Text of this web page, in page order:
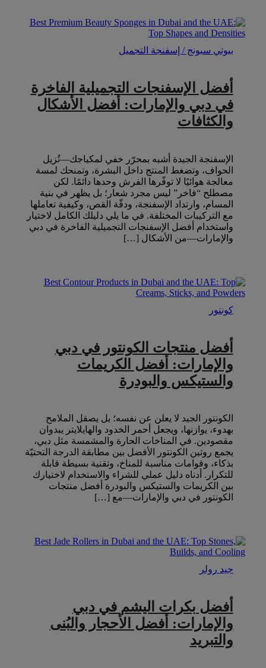
بيوتي سبونج / إسفنجة التجميل
أفضل الإسفنجات التجميلية الفاخرة
في دبي والإمارات: أفضل الأشكال
والكثافات
الإسفنجة الجيدة أشبه بمحرّر خفي لمكياجك—تُزيل
الحواف، وتضغط المنتج داخل البشرة، وتمنحك لمسة
معالجة هوائيًا لا توفّرها الفرش وحدها دائمًا. لكن
مصطلح “فاخر” ليس مجرد شعار؛ بل يظهر في بنية
المسام، وارتداد الإسفنجة، ودقّة القص، وكيفية تعاملها
مع التركيبات المختلفة. في ما يلي دليلك الكامل لاختيار
واستخدام أفضل الإسفنجات التجميلية الفاخرة في دبي
والإمارات—من الأشكال […]
كونتور
أفضل منتجات الكونتور في دبي
والإمارات: أفضل الكريمات
والستيكس والبودرة
الكونتور الجيد لا يعلن عن نفسه؛ بل يصقل الملامح
بهدوء، يوازنها، ويجعل أحمر الخدود والهايلايتر يبدوان
مقصودين. في المناخات الحارة والمشمسة مثل دبي،
يجمع روتين الكونتور الأفضل بين مطابقة الدرجة التحتيّة
بذكاء، وقوامات مناسبة للمناخ، وتقنية بسيطة قابلة
للتكرار. أدناه دليل عملي للشراء والاستخدام لاختيارك
بين الكريمات والستيكس والبودرة أفضل منتجات
الكونتور في دبي والإمارات—مع […]
جيد رولر
أفضل بكرات اليشم في دبي
والإمارات: أفضل الأحجار والبُنى
والتبريد